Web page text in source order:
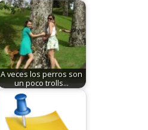
A veces los perros son
un poco trolls...